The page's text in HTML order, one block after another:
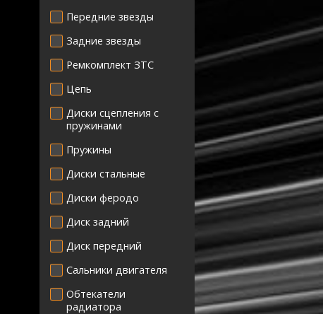
Передние звезды
Задние звезды
Ремкомплект ЗТС
Цепь
Диски сцепления с
пружинами
Пружины
Диски стальные
Диски феродо
Диск задний
Диск передний
Сальники двигателя
Обтекатели
радиатора